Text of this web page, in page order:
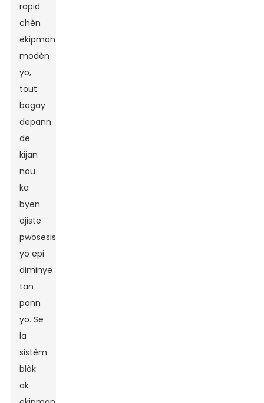
rapid
chèn
ekipman
modèn
yo,
tout
bagay
depann
de
kijan
nou
ka
byen
ajiste
pwosesis
yo epi
diminye
tan
pann
yo. Se
la
sistèm
blòk
ak